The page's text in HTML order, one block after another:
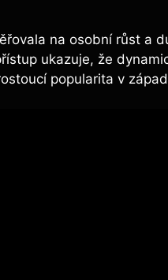
na osobní růst a
ukazuje, že
popularita v